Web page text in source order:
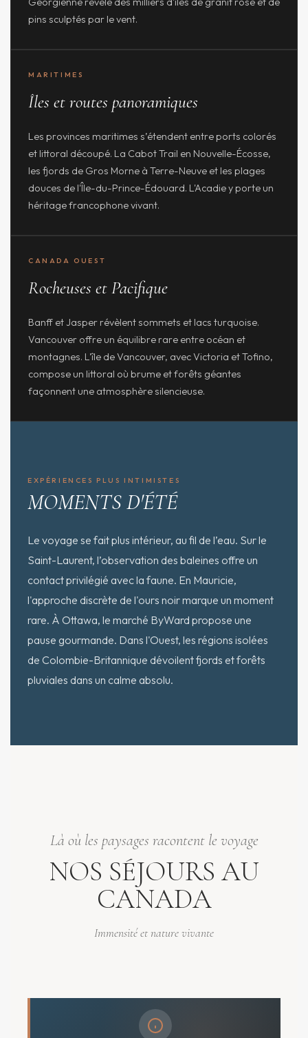
pins sculptés par le vent.
MARITIMES
Îles et routes panoramiques
Les provinces maritimes s’étendent entre ports colorés
et littoral découpé. La Cabot Trail en Nouvelle-Écosse,
les fjords de Gros Morne à Terre-Neuve et les plages
douces de l'Île-du-Prince-Édouard. L'Acadie y porte un
héritage francophone vivant.
CANADA OUEST
Rocheuses et Pacifique
Banff et Jasper révèlent sommets et lacs turquoise.
Vancouver offre un équilibre rare entre océan et
montagnes. L'île de Vancouver, avec Victoria et Tofino,
compose un littoral où brume et forêts géantes
façonnent une atmosphère silencieuse.
EXPÉRIENCES PLUS INTIMISTES
MOMENTS D'ÉTÉ
Le voyage se fait plus intérieur, au fil de l’eau. Sur le
Saint-Laurent, l’observation des baleines offre un
contact privilégié avec la faune. En Mauricie,
l'approche discrète de l'ours noir marque un moment
rare. À Ottawa, le marché ByWard propose une
pause gourmande. Dans l'Ouest, les régions isolées
de Colombie-Britannique dévoilent fjords et forêts
pluviales dans un calme absolu.
Là où les paysages racontent le voyage
NOS SÉJOURS AU
CANADA
Immensité et nature vivante